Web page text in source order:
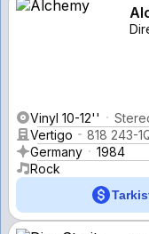
Vinyl 10-12''
Vertigo
818 243-
Germany
1984
Rock